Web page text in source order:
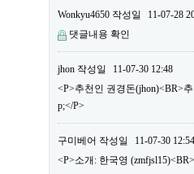
Wonkyu4650 작성일
11-07-28
댓글내용 확인
jhon 작성일
11-07-30 12:48
<P>추천인 권경돈(jhon)<BR>
p;</P>
구미베어 작성일
11-07-30 12:54
<P>소개: 한국영